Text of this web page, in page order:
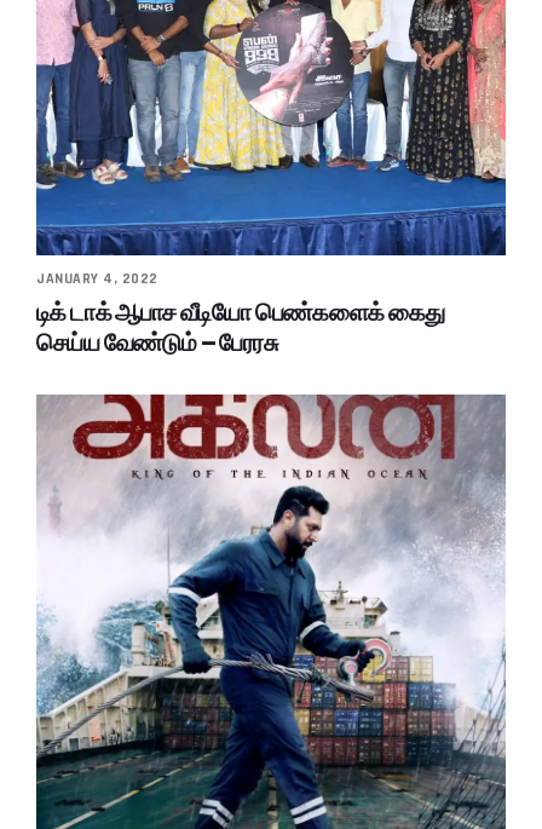
JANUARY 4, 2022
டிக் டாக் ஆபாச வீடியோ பெண்களைக் கைது
செய்ய வேண்டும் – பேரரசு